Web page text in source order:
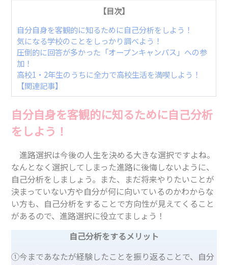
【目次】
自分自身を客観的に知るために自己分析をしよう！
気になる学校のことをしっかり調べよう！
圧倒的に回答が多かった「オープンキャンパス」への参
加！
高校1・2年生のうちに全力で高校生活を満喫しよう！
【関連記事】
自分自身を客観的に知るために自己分析
をしよう！
進路選択は今後の人生を決める大きな選択ですよね。
なんとなく選択してしまった進路に後悔しないように、
自己分析をしましょう。また、まだ将来やりたいことが
決まっていない方や自分が何に向いているのかわからな
い方も、自己分析をすることで方向性が見えてくること
があるので、進路選択に役立てましょう！
自己分析をするメリット
①今まであなたが経験したことを振り返ることで、自分